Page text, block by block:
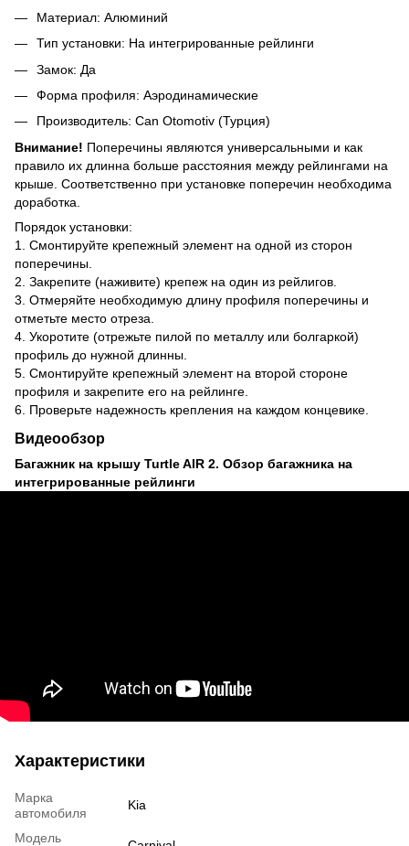
Материал: Алюминий
Тип установки: На интегрированные рейлинги
Замок: Да
Форма профиля: Аэродинамические
Производитель: Can Otomotiv (Турция)
Внимание! Поперечины являются универсальными и как
правило их длинна больше расстояния между рейлингами на
крыше. Соответственно при установке поперечин необходима
доработка.
Порядок установки:
1. Смонтируйте крепежный элемент на одной из сторон
поперечины.
2. Закрепите (наживите) крепеж на один из рейлигов.
3. Отмеряйте необходимую длину профиля поперечины и
отметьте место отреза.
4. Укоротите (отрежьте пилой по металлу или болгаркой)
профиль до нужной длинны.
5. Смонтируйте крепежный элемент на второй стороне
профиля и закрепите его на рейлинге.
6. Проверьте надежность крепления на каждом концевике.
Видеообзор
Багажник на крышу Turtle AIR 2. Обзор багажника на
интегрированные рейлинги
Характеристики
Марка
автомобиля
Kia
Модель